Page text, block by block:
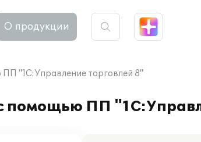
О продукции
"1С:Управление торговлей 8"
ПП